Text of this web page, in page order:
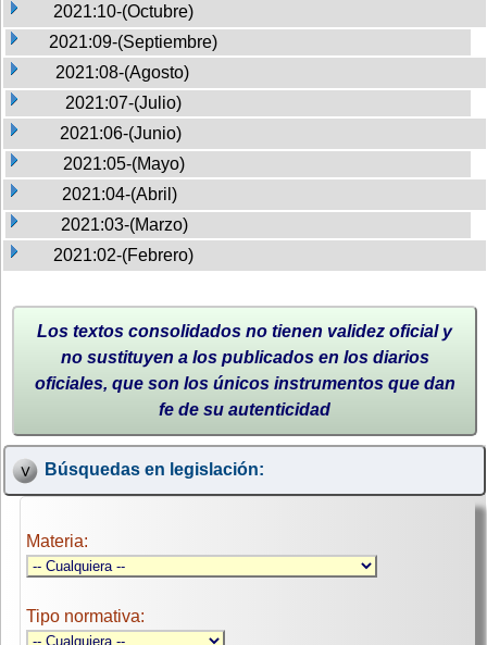
2021:10-(Octubre)
2021:09-(Septiembre)
2021:08-(Agosto)
2021:07-(Julio)
2021:06-(Junio)
2021:05-(Mayo)
2021:04-(Abril)
2021:03-(Marzo)
2021:02-(Febrero)
Los textos consolidados no tienen validez oficial y
no sustituyen a los publicados en los diarios
oficiales, que son los únicos instrumentos que dan
fe de su autenticidad
Búsquedas en legislación:
Materia:
Tipo normativa: